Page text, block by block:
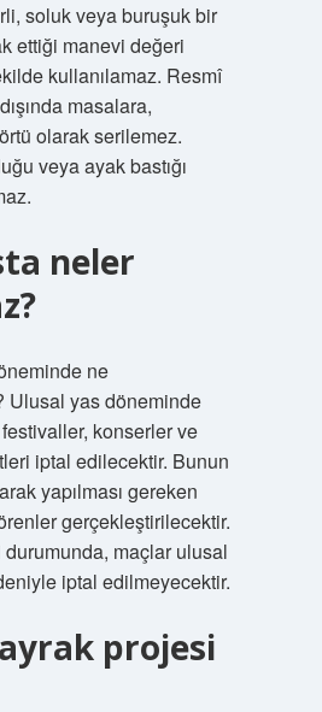
soluk veya buruşuk bir
ettiği manevi değeri
kullanılamaz. Resmî
masalara,
olarak serilemez.
veya ayak bastığı
neler
ne
Ulusal yas döneminde
konserler ve
iptal edilecektir. Bunun
yapılması gereken
gerçekleştirilecektir.
maçlar ulusal
iptal edilmeyecektir.
projesi